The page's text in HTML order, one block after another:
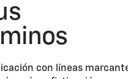
con líneas